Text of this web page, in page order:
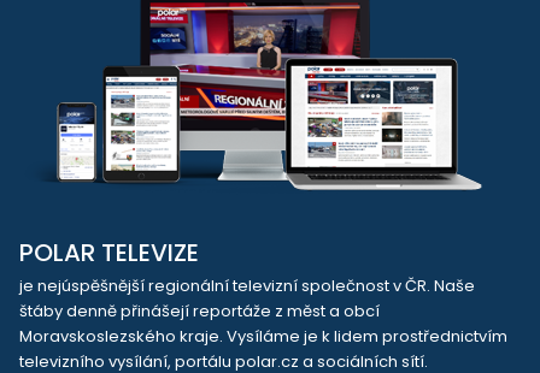
POLAR TELEVIZE
je nejúspěšnější regionální televizní společnost v ČR. Naše
štáby denně přinášejí reportáže z měst a obcí
Moravskoslezského kraje. Vysíláme je k lidem prostřednictvím
televizního vysílání, portálu polar.cz a sociálních sítí.